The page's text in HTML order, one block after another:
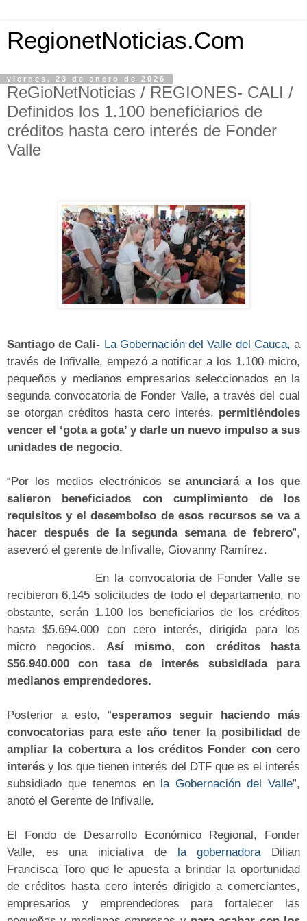
RegionetNoticias.Com
viernes, 23 de enero de 2026
ReGioNetNoticias / REGIONES- CALI /
Definidos los 1.100 beneficiarios de
créditos hasta cero interés de Fonder
Valle
Santiago de Cali- La Gobernación del Valle del Cauca, a
través de Infivalle, empezó a notificar a los 1.100 micro,
pequeños y medianos empresarios seleccionados en la
segunda convocatoria de Fonder Valle, a través del cual
se otorgan créditos hasta cero interés, permitiéndoles
vencer el ‘gota a gota’ y darle un nuevo impulso a sus
unidades de negocio.
“Por los medios electrónicos se anunciará a los que
salieron beneficiados con cumplimiento de los
requisitos y el desembolso de esos recursos se va a
hacer después de la segunda semana de febrero”,
aseveró el gerente de Infivalle, Giovanny Ramírez.
En la convocatoria de Fonder Valle se
recibieron 6.145 solicitudes de todo el departamento, no
obstante, serán 1.100 los beneficiarios de los créditos
hasta $5.694.000 con cero interés, dirigida para los
micro negocios. Así mismo, con créditos hasta
$56.940.000 con tasa de interés subsidiada para
medianos emprendedores.
Posterior a esto, “esperamos seguir haciendo más
convocatorias para este año tener la posibilidad de
ampliar la cobertura a los créditos Fonder con cero
interés y los que tienen interés del DTF que es el interés
subsidiado que tenemos en la Gobernación del Valle”,
anotó el Gerente de Infivalle.
El Fondo de Desarrollo Económico Regional, Fonder
Valle, es una iniciativa de la gobernadoraDilian
Francisca Toro que le apuesta a brindar la oportunidad
de créditos hasta cero interés dirigido a comerciantes,
empresarios y emprendedores para fortalecer las